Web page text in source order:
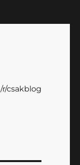
/r/csakblog